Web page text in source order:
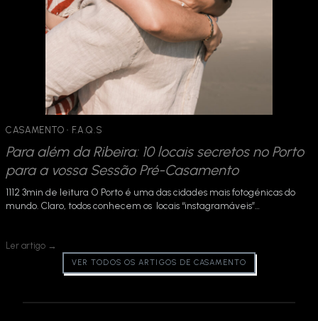
CASAMENTO · F.A.Q.S
Para além da Ribeira: 10 locais secretos no Porto
para a vossa Sessão Pré-Casamento
1112 3min de leitura O Porto é uma das cidades mais fotogénicas do
mundo. Claro, todos conhecem os locais “instagramáveis”…
Ler artigo →
VER TODOS OS ARTIGOS DE CASAMENTO